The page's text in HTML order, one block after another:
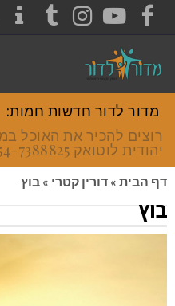
FACEBOOK
YOUTUBE
INSTAGRAM
TUMBLR
מדור לדור חדשות חמות:
רוצים להכיר את האוכל
יהודית לוטואק 054-7388825.
דף הבית » דורין קטרי » בוץ
בוץ